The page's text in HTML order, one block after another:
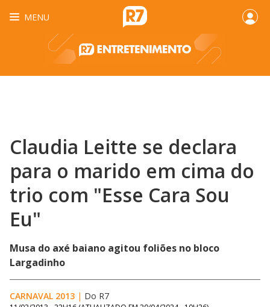
MENU
Claudia Leitte se declara
para o marido em cima do
trio com "Esse Cara Sou
Eu"
Musa do axé baiano agitou foliões no bloco
Largadinho
CARNAVAL 2013 | Do R7